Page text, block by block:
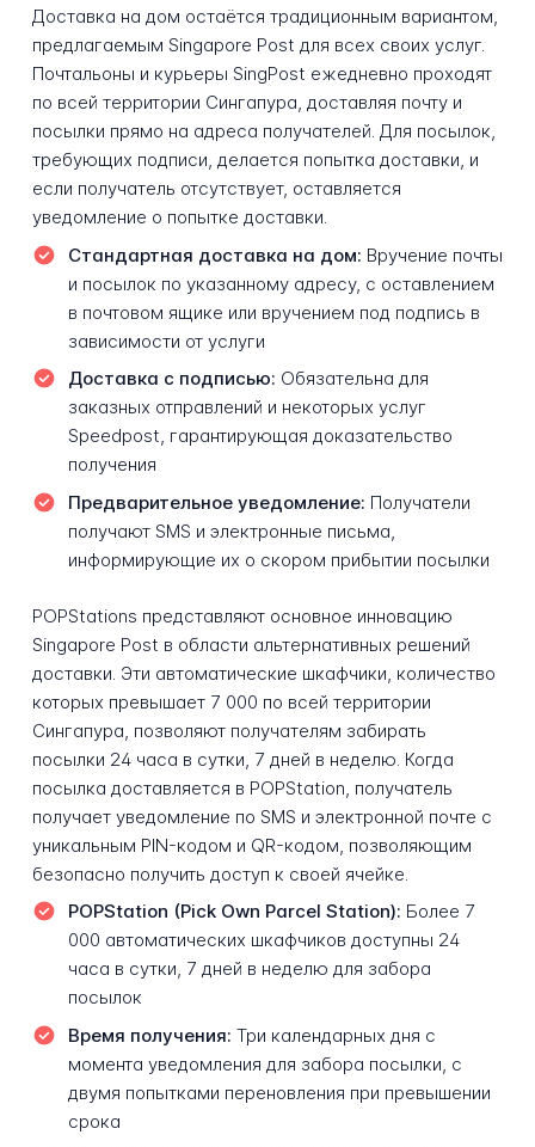
Доставка на дом остаётся традиционным вариантом,
предлагаемым Singapore Post для всех своих услуг.
Почтальоны и курьеры SingPost ежедневно проходят
по всей территории Сингапура, доставляя почту и
посылки прямо на адреса получателей. Для посылок,
требующих подписи, делается попытка доставки, и
если получатель отсутствует, оставляется
уведомление о попытке доставки.
Стандартная доставка на дом: Вручение почты
и посылок по указанному адресу, с оставлением
в почтовом ящике или вручением под подпись в
зависимости от услуги
Доставка с подписью: Обязательна для
заказных отправлений и некоторых услуг
Speedpost, гарантирующая доказательство
получения
Предварительное уведомление: Получатели
получают SMS и электронные письма,
информирующие их о скором прибытии посылки
POPStations представляют основное инновацию
Singapore Post в области альтернативных решений
доставки. Эти автоматические шкафчики, количество
которых превышает 7 000 по всей территории
Сингапура, позволяют получателям забирать
посылки 24 часа в сутки, 7 дней в неделю. Когда
посылка доставляется в POPStation, получатель
получает уведомление по SMS и электронной почте с
уникальным PIN-кодом и QR-кодом, позволяющим
безопасно получить доступ к своей ячейке.
POPStation (Pick Own Parcel Station): Более 7
000 автоматических шкафчиков доступны 24
часа в сутки, 7 дней в неделю для забора
посылок
Время получения: Три календарных дня с
момента уведомления для забора посылки, с
двумя попытками переновления при превышении
срока